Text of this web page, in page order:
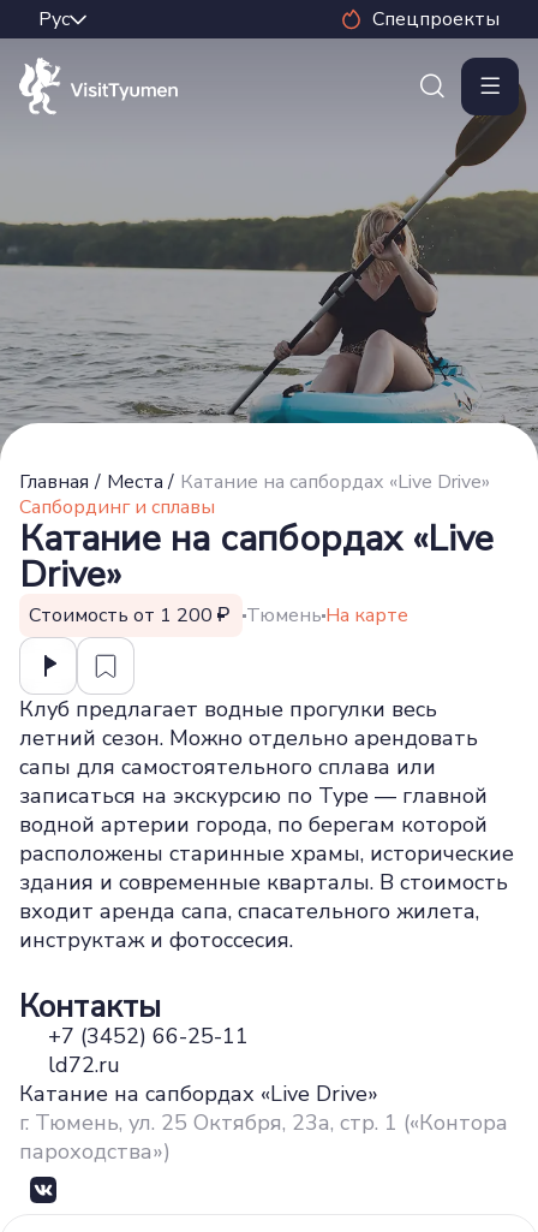
Спецпроекты
Главная / Места / Катание на сапбордах «Live Drive»
Сапбординг и сплавы
Катание на сапбордах «Live
Drive»
Стоимость от 1 200 ТюменьНа карте
Клуб предлагает водные прогулки весь
летний сезон. Можно отдельно арендовать
сапы для самостоятельного сплава или
записаться на экскурсию по Туре — главной
водной артерии города, по берегам которой
расположены старинные храмы, исторические
здания и современные кварталы. В стоимость
входит аренда сапа, спасательного жилета,
инструктаж и фотоссесия.
Контакты
+7 (3452) 66-25-11
ld72.ru
Катание на сапбордах «Live Drive»
г. Тюмень, ул. 25 Октября, 23а, стр. 1 («Контора
пароходства»)